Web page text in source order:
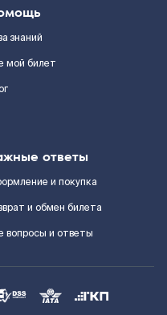
знаний
мой билет
ответы
и покупка
и обмен билета
вопросы и ответы